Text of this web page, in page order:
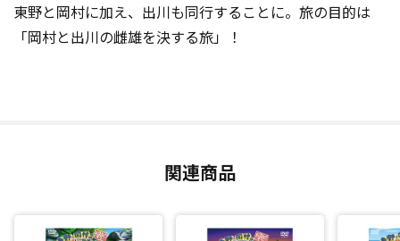
東野と岡村に加え、出川も同行することに。旅の目的は
「岡村と出川の雌雄を決する旅」！
関連商品